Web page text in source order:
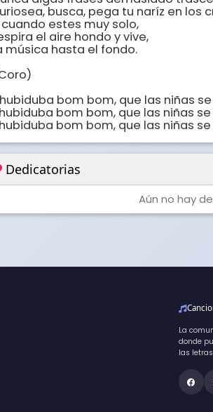
busca, pega tu naríz en los
estes muy solo,
el aire hondo y vive,
música hasta el fondo.
bom bom, que las niñas
bom bom, que las niñas
bom bom, que las niñas se
Dedicatorias
Aún no hay
La
donde
las